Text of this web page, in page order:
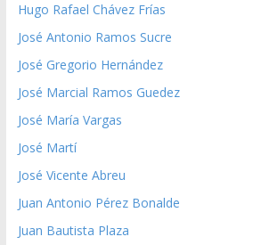
Hugo Rafael Chávez Frías
José Antonio Ramos Sucre
José Gregorio Hernández
José Marcial Ramos Guedez
José María Vargas
José Martí
José Vicente Abreu
Juan Antonio Pérez Bonalde
Juan Bautista Plaza